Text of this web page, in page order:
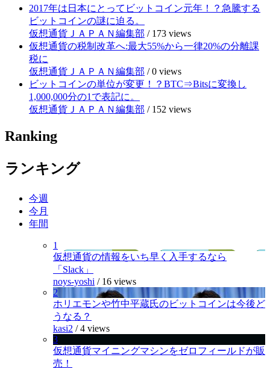
2017年は日本にとってビットコイン元年！？急騰する
ビットコインの謎に迫る。
仮想通貨ＪＡＰＡＮ編集部 / 173 views
仮想通貨の税制改革へ:最大55%から一律20%の分離課
税に
仮想通貨ＪＡＰＡＮ編集部 /0 views
ビットコインの単位が変更！？BTC⇒Bitsに変換し
1,000,000分の1で表記に。
仮想通貨ＪＡＰＡＮ編集部 / 152 views
Ranking
ランキング
今週
今月
年間
1
仮想通貨の情報をいち早く入手するなら
「Slack」
noys-yoshi / 16 views
2
ホリエモンや竹中平蔵氏のビットコインは今後ど
うなる？
kasi2 /4 views
3
仮想通貨マイニングマシンをゼロフィールドが販
売！